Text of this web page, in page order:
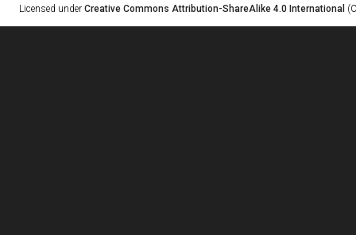
Licensed under Creative Commons Attribution-ShareAlike 4.0 International